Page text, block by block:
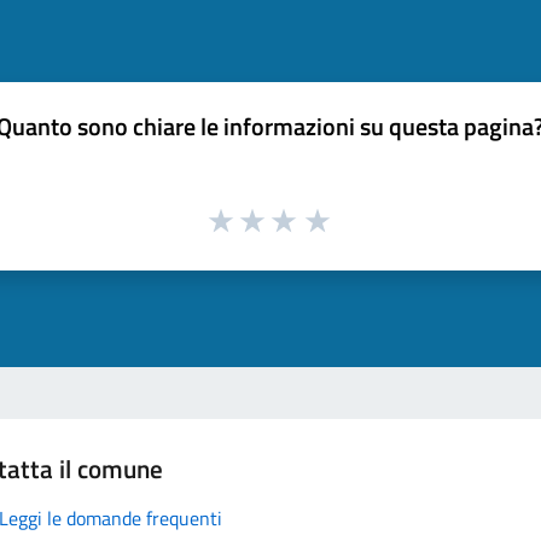
sono chiare le informazioni su questa
il comune
Leggi le domande frequenti